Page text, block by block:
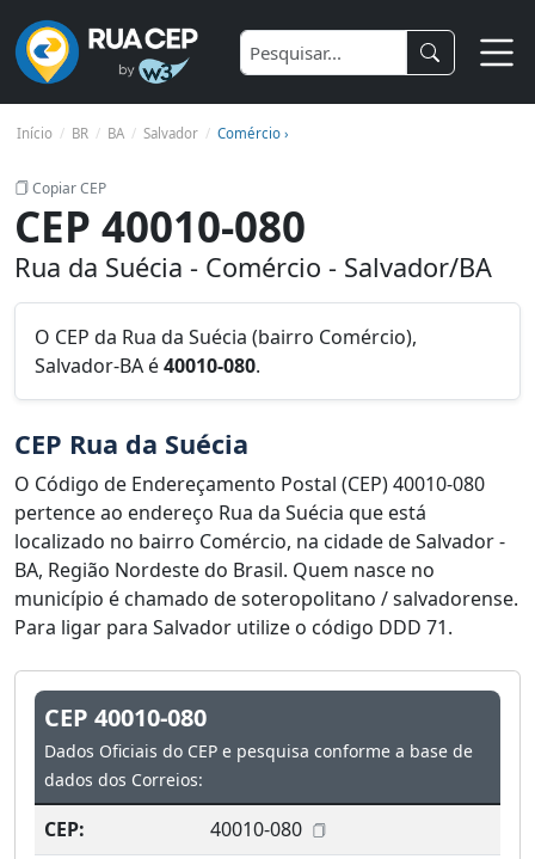
Início BR BA Salvador Comércio ›
Copiar CEP
CEP 40010-080
Rua da Suécia - Comércio - Salvador/BA
O CEP da Rua da Suécia (bairro Comércio),
Salvador-BA é40010-080.
CEP Rua da Suécia
O Código de Endereçamento Postal (CEP) 40010-080
pertence ao endereço Rua da Suécia que está
localizado no bairro Comércio, na cidade de Salvador -
BA, Região Nordeste do Brasil. Quem nasce no
município é chamado de soteropolitano / salvadorense.
Para ligar para Salvador utilize o código DDD 71.
CEP 40010-080
Dados Oficiais do CEP e pesquisa conforme a base de
dados dos Correios:
CEP:
40010-080